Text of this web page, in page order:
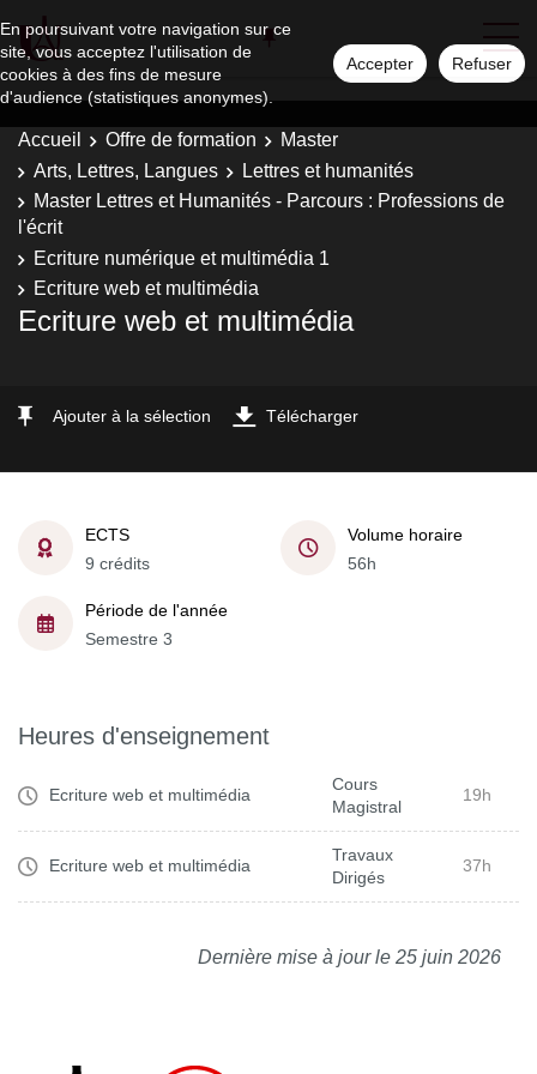
En poursuivant votre navigation sur ce
site, vous acceptez l'utilisation de
cookies à des fins de mesure
d'audience (statistiques anonymes).
Accepter Refuser
Accueil Offre de formation
Master
Arts, Lettres, Langues
Lettres et humanités
Master Lettres et Humanités - Parcours : Professions de
l'écrit
Ecriture numérique et multimédia 1
Ecriture web et multimédia
Ecriture web et multimédia
Ajouter à la sélection Télécharger
ECTS
9 crédits
Volume horaire
56h
Période de l'année
Semestre 3
Heures d'enseignement
Ecriture web et multimédia
Cours
Magistral
19h
Ecriture web et multimédia
Travaux
Dirigés
37h
Dernière mise à jour le 25 juin 2026